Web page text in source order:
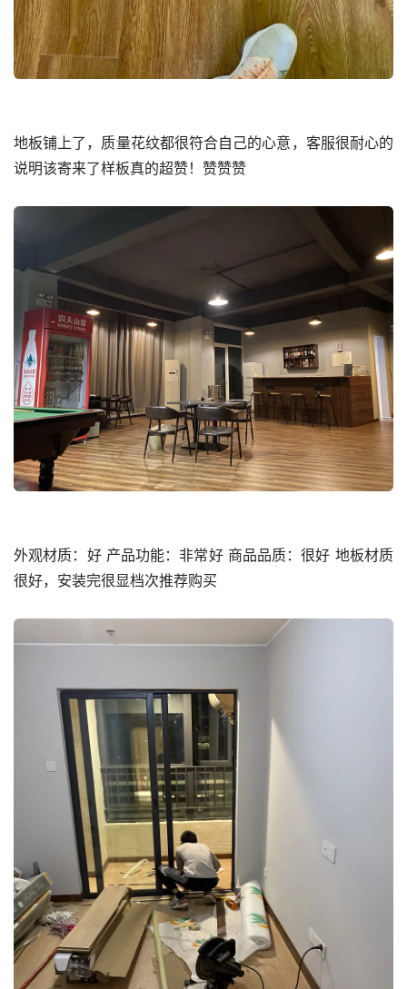
地板铺上了，质量花纹都很符合自己的心意，客服很耐心的
说明该寄来了样板真的超赞！赞赞赞
外观材质：好 产品功能：非常好 商品品质：很好 地板材质
很好，安装完很显档次推荐购买